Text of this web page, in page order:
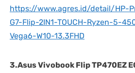
https://www.agres.id/detail/HP-
G7-Flip-2IN1-TOUCH-Ryzen-5-
Vega6-W10-13.3FHD
3.Asus Vivobook Flip TP470EZ